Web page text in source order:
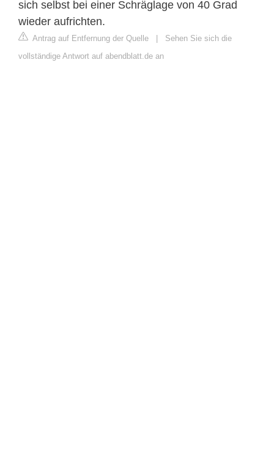
sich selbst bei einer Schräglage von 40 Grad
wieder aufrichten.
Antrag auf Entfernung der Quelle | Sehen Sie sich die
vollständige Antwort auf abendblatt.de an